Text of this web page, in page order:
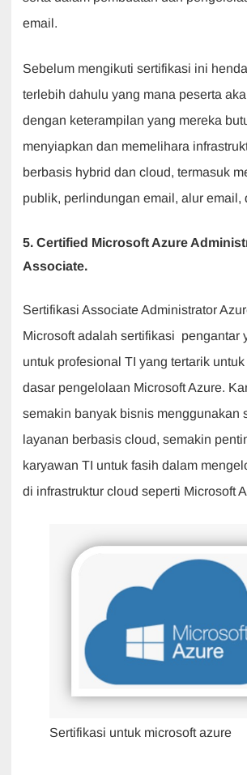
email.
Sebelum mengikuti sertifikasi ini
terlebih dahulu yang mana peserta
dengan keterampilan yang mereka
menyiapkan dan memelihara
berbasis hybrid dan cloud, termasuk
publik, perlindungan email, alur email,
5. Certified Microsoft Azure
Associate.
Sertifikasi Associate Administrator
Microsoft adalah sertifikasi pengantar
untuk profesional TI yang tertarik
dasar pengelolaan Microsoft Azure.
semakin banyak bisnis menggunakan
layanan berbasis cloud, semakin
karyawan TI untuk fasih dalam
di infrastruktur cloud seperti Microsoft
Sertifikasi untuk microsoft azure